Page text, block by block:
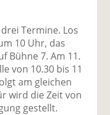
Termine. Los
10 Uhr, das
Bühne 7. Am 11.
von 10.30 bis 11
am gleichen
wird die Zeit von
gestellt.